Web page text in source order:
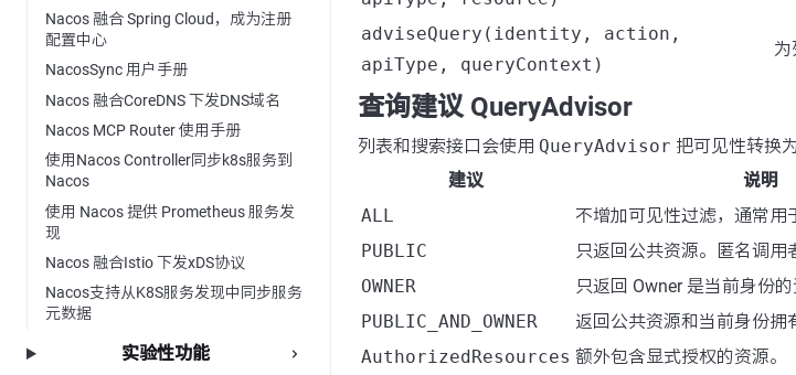
Nacos 融合 Spring Cloud，成为注册
配置中心
NacosSync 用户手册
Nacos 融合CoreDNS 下发DNS域名
Nacos MCP Router 使用手册
使用Nacos Controller同步k8s服务到
Nacos
使用 Nacos 提供 Prometheus 服务发
现
Nacos 融合Istio 下发xDS协议
Nacos支持从K8S服务发现中同步服务
元数据
实验性功能
adviseQuery(identity, action,
apiType, queryContext)
为
查询建议 QueryAdvisor
列表和搜索接口会使用 QueryAdvisor 把可见性转换
建议
说明
ALL
不增加可见性过滤，通常用
PUBLIC
只返回公共资源。匿名调用
OWNER
只返回 Owner 是当前身份的
PUBLIC_AND_OWNER
返回公共资源和当前身份拥
AuthorizedResources 额外包含显式授权的资源。